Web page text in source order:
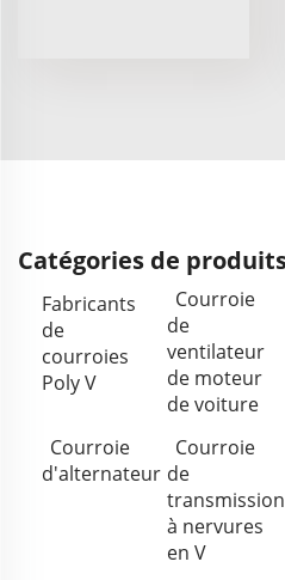
Catégories de
Fabricants
de
courroies
Poly V
Courroie
de
ventilateur
de moteur
de voiture
Courroie
d'alternateur
Courroie
de
transmission
à nervures
en V